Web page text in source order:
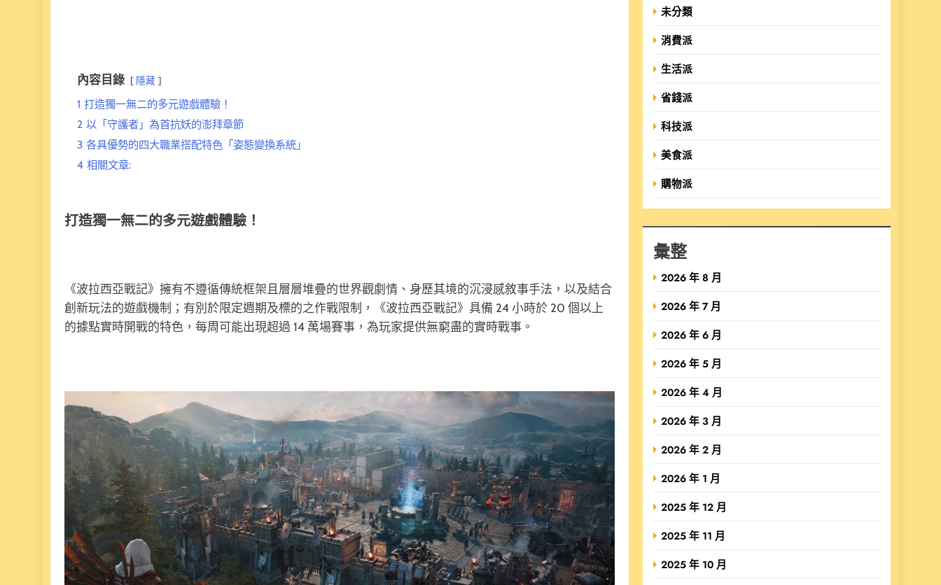
內容目錄 隱藏
1 打造獨一無二的多元遊戲體驗！
2 以「守護者」為首抗妖的澎拜章節
3 各具優勢的四大職業搭配特色「姿態變換系統」
4 相關文章:
打造獨一無二的多元遊戲體驗！
《波拉西亞戰記》擁有不遵循傳統框架且層層堆疊的世界觀劇情、身歷其境的沉浸感敘事手法，以及結合
創新玩法的遊戲機制；有別於限定週期及標的之作戰限制，《波拉西亞戰記》具備 24 小時於 20 個以上
的據點實時開戰的特色，每周可能出現超過 14 萬場賽事，為玩家提供無窮盡的實時戰事。
未分類
消費派
生活派
省錢派
科技派
美食派
購物派
彙整
2026 年 8 月
2026 年 7 月
2026 年 6 月
2026 年 5 月
2026 年 4 月
2026 年 3 月
2026 年 2 月
2026 年 1 月
2025 年 12 月
2025 年 11 月
2025 年 10 月